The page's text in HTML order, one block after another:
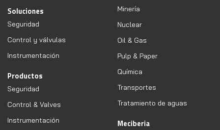
Soluciones
Seguridad
Control y válvulas
Instrumentación
Productos
Seguridad
Control & Valves
Instrumentación
Minería
Nuclear
Oil & Gas
Pulp & Paper
Química
Transportes
Tratamiento de aguas
Meciberia